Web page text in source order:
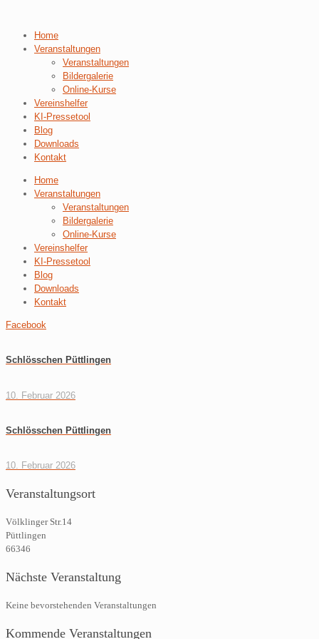
Home
Veranstaltungen
Veranstaltungen
Bildergalerie
Online-Kurse
Vereinshelfer
KI-Pressetool
Blog
Downloads
Kontakt
Home
Veranstaltungen
Veranstaltungen
Bildergalerie
Online-Kurse
Vereinshelfer
KI-Pressetool
Blog
Downloads
Kontakt
Facebook
Schlösschen Püttlingen
10. Februar 2026
Schlösschen Püttlingen
10. Februar 2026
Veranstaltungsort
Völklinger Str.14
Püttlingen
66346
Nächste Veranstaltung
Keine bevorstehenden Veranstaltungen
Kommende Veranstaltungen